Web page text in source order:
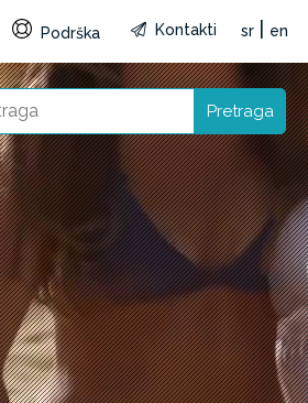
Podrška Kontakti sr en
Pretraga